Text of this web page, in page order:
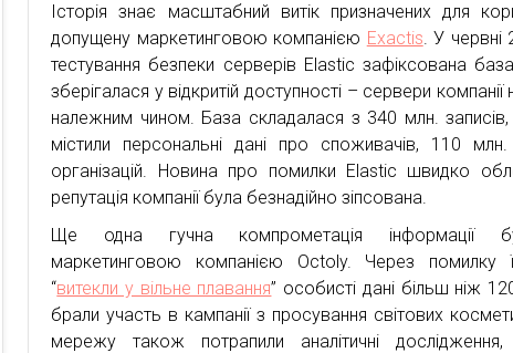
Історія знає масштабний витік призначених для
допущену маркетинговою компанією Exactis. У червні
тестування безпеки серверів Elastic зафіксована
зберігалася у відкритій доступності – сервери
належним чином. База складалася з 340 млн.
містили персональні дані про споживачів, 110
організацій. Новина про помилки Elastic швидко
репутація компанії була безнадійно зіпсована.
Ще одна гучна компрометація інформації
маркетинговою компанією Octoly. Через помилку її
“витекли у вільне плавання” особисті дані більш ніж
брали участь в кампанії з просування світових
мережу також потрапили аналітичні